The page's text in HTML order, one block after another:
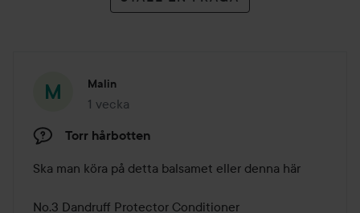
Malin
1 vecka
Inlägget skapades 1 vecka
Torr hårbotten
Ska man köra på detta balsamet eller denna här
No.3 Dandruff Protector Conditioner